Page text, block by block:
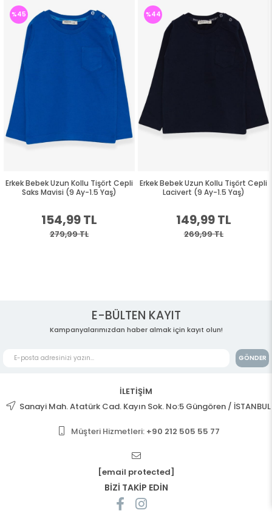
Erkek Bebek Uzun Kollu Tişört Cepli
Saks Mavisi (9 Ay-1.5 Yaş)
154,99 TL
279,99 TL
%45
ürün
Erkek Bebek Uzun Kollu Tişört Cepli
Lacivert (9 Ay-1.5 Yaş)
149,99 TL
269,99 TL
%44
ürün
E-BÜLTEN KAYIT
Kampanyalarımızdan haber almak için kayıt olun!
GÖNDER
İLETİŞİM
Sanayi Mah. Atatürk Cad. Kayın Sok. No:5 Güngören / İSTANBUL
Müşteri Hizmetleri: +90 212 505 55 77
[email protected]
BİZİ TAKİP EDİN